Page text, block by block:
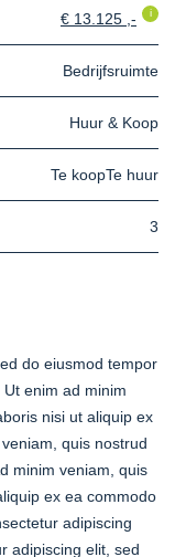
€ 13.125 ,- i
Bedrijfsruimte
Huur & Koop
Te koopTe huur
3
do eiusmod tempor
enim ad minim